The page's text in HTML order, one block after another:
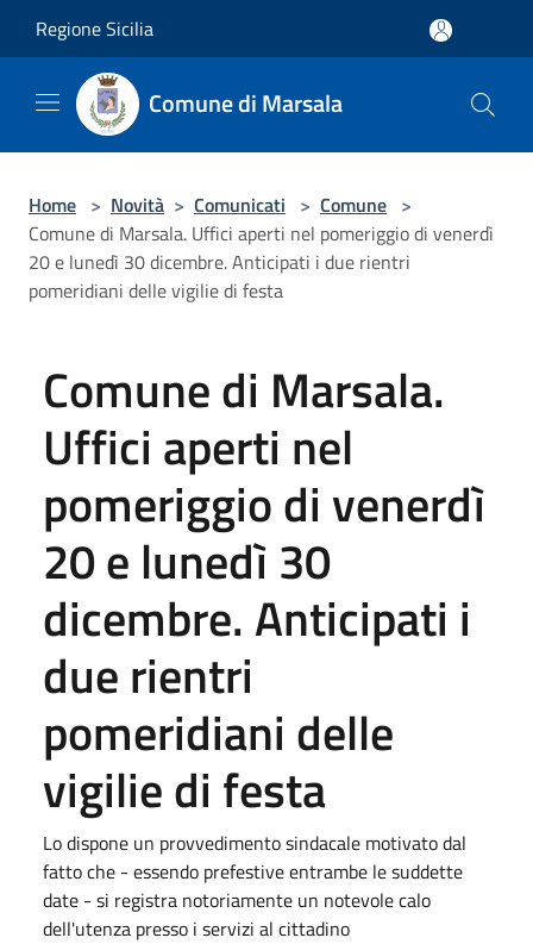
Regione Sicilia
Comune di Marsala
Home > Novità > Comunicati > Comune >
Comune di Marsala. Uffici aperti nel pomeriggio di venerdì
20 e lunedì 30 dicembre. Anticipati i due rientri
pomeridiani delle vigilie di festa
Comune di Marsala.
Uffici aperti nel
pomeriggio di venerdì
20 e lunedì 30
dicembre. Anticipati i
due rientri
pomeridiani delle
vigilie di festa
Lo dispone un provvedimento sindacale motivato dal
fatto che - essendo prefestive entrambe le suddette
date - si registra notoriamente un notevole calo
dell'utenza presso i servizi al cittadino